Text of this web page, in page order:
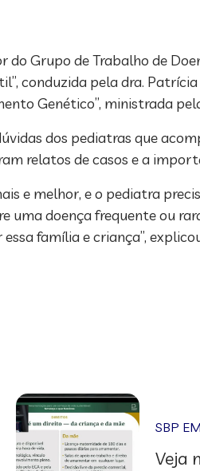
Grupo de Trabalho de
conduzida pela dra.
Genético”, ministrada
dos pediatras que
relatos de casos e a
e melhor, e o pediatra
uma doença frequente ou
família e criança”,
SBP
Veja